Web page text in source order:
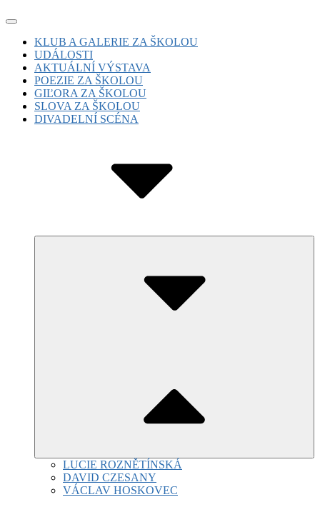
Skip
content
Site
Navigation
Site
Navigation
KLUB A GALERIE ZA ŠKOLOU
UDÁLOSTI
AKTUÁLNÍ VÝSTAVA
POEZIE ZA ŠKOLOU
GIĽORA ZA ŠKOLOU
SLOVA ZA ŠKOLOU
DIVADELNÍ SCÉNA
LUCIE ROZNĚTÍNSKÁ
DAVID CZESANY
VÁCLAV HOSKOVEC